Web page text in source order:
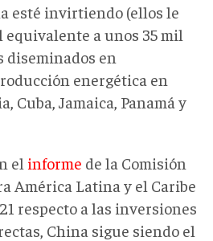
esté invirtiendo (ellos le
a unos 35 mil
diseminados en
energética en
Cuba, Jamaica, Panamá y
el informe de la Comisión
América Latina y el Caribe
respecto a las inversiones
China sigue siendo el